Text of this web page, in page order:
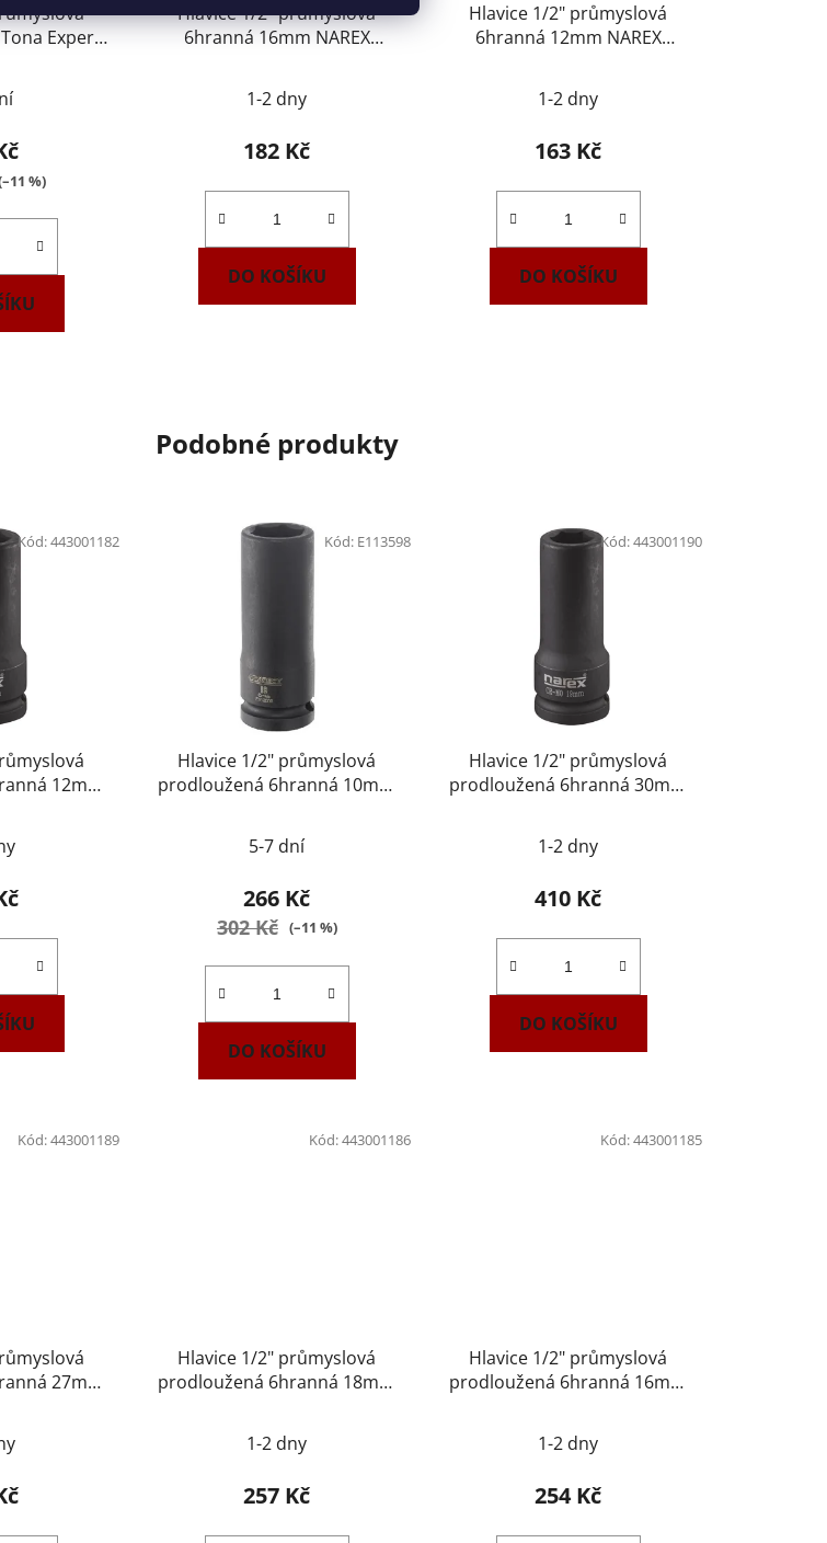
Expert
%)
Hlavice 1/2" průmyslová
6hranná 16mm NAREX
1-2 dny
182 Kč
DO KOŠÍKU
Hlavice 1/2" průmyslová
6hranná 12mm NAREX
1-2 dny
163 Kč
DO KOŠÍKU
Podobné produkty
12mm
Kód:443001182
Hlavice 1/2" průmyslová
prodloužená 6hranná 10mm
5-7 dní
266 Kč
302 Kč (–11 %)
DO KOŠÍKU
Kód: E113598
Hlavice 1/2" průmyslová
prodloužená 6hranná 30mm
1-2 dny
410 Kč
DO KOŠÍKU
Kód:443001190
27mm
Kód:443001189
Hlavice 1/2" průmyslová
prodloužená 6hranná 18mm
1-2 dny
257 Kč
Kód:443001186
Hlavice 1/2" průmyslová
prodloužená 6hranná 16mm
1-2 dny
254 Kč
Kód:443001185